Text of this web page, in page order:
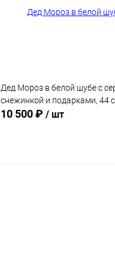
Дед Мороз в белой шубе с
снежинкой и подарками, 44
10 500 ₽ / шт